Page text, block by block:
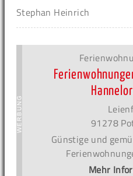
Stephan Heinrich
91278
Günstige und
Mehr